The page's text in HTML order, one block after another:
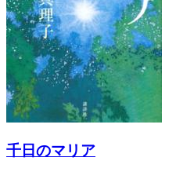
千日のマリア